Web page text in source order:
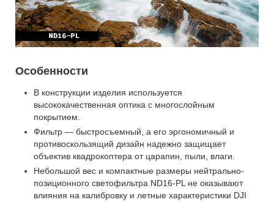
Особенности
В конструкции изделия используется
высококачественная оптика с многослойным
покрытием.
Фильтр — быстросъемный, а его эргономичный и
противоскользящий дизайн надежно защищает
объектив квадрокоптера от царапин, пыли, влаги.
Небольшой вес и компактные размеры нейтрально-
позиционного светофильтра ND16-PL не оказывают
влияния на калибровку и летные характеристики DJI